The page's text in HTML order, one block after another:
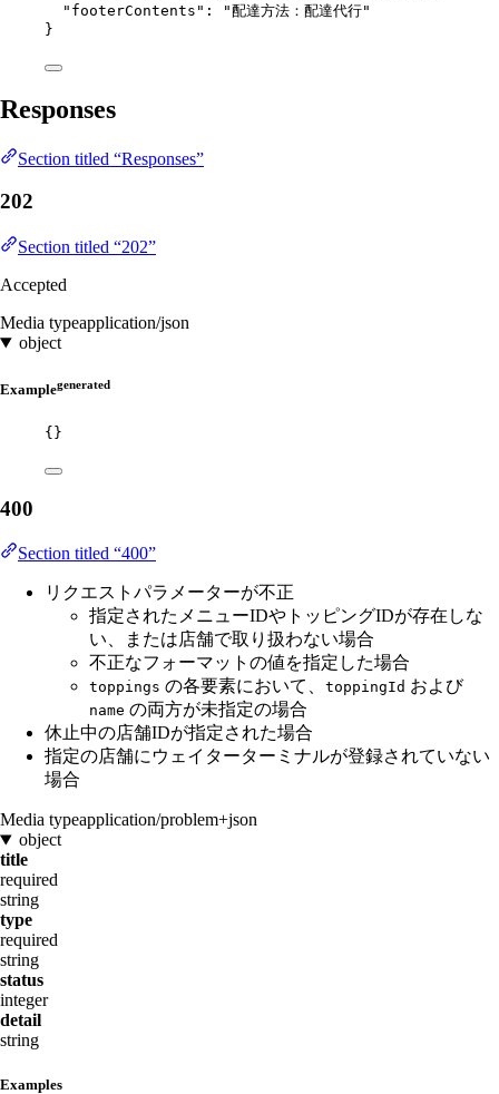
"footerContents" : "配達方法：配達代行"
}
Responses
Section titled “Responses”
202
Section titled “202”
Accepted
Media typeapplication/json
object
Examplegenerated
{}
400
Section titled “400”
リクエストパラメーターが不正
指定されたメニューIDやトッピングIDが存在しな
い、または店舗で取り扱わない場合
不正なフォーマットの値を指定した場合
toppings の各要素において、 toppingId および
name の両方が未指定の場合
休止中の店舗IDが指定された場合
指定の店舗にウェイターターミナルが登録されていない
場合
Media typeapplication/problem+json
object
title
required
string
type
required
string
status
integer
detail
string
Examples